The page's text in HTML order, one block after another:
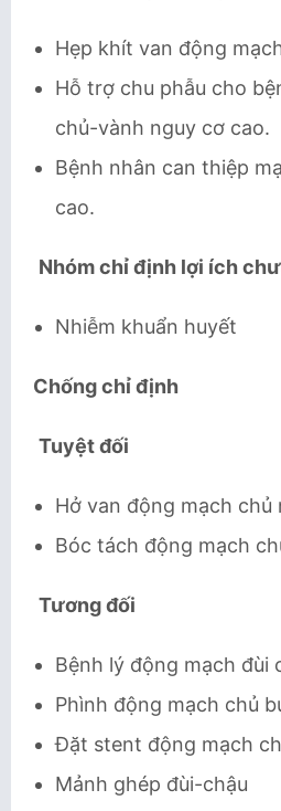
Hẹp khít van động
Hỗ trợ chu phẫu cho
chủ-vành nguy cơ cao.
Bệnh nhân can thiệp
cao.
Nhóm chỉ định lợi ích
Nhiễm khuẩn huyết
Chống chỉ định
Tuyệt đối
Hở van động mạch chủ
Bóc tách động mạch
Tương đối
Bệnh lý động mạch đùi
Phình động mạch chủ
Đặt stent động mạch
Mảnh ghép đùi-chậu